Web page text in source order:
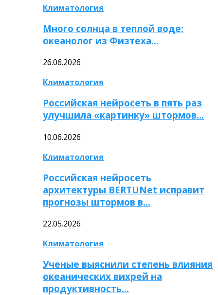
Климатология
Много солнца в теплой воде:
океанолог из Физтеха…
26.06.2026
Климатология
Российская нейросеть в пять раз
улучшила «картинку» штормов…
10.06.2026
Климатология
Российская нейросеть
архитектуры BERTUNet исправит
прогнозы штормов в…
22.05.2026
Климатология
Ученые выяснили степень влияния
океанических вихрей на
продуктивность…